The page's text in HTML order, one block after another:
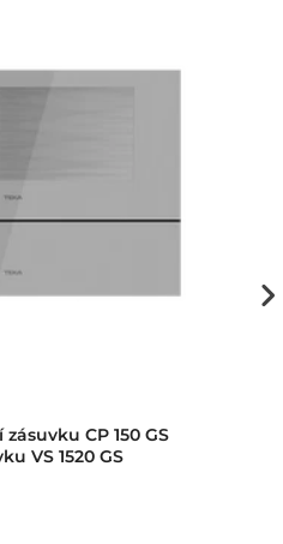
CP 150 GS
VS 1520 GS